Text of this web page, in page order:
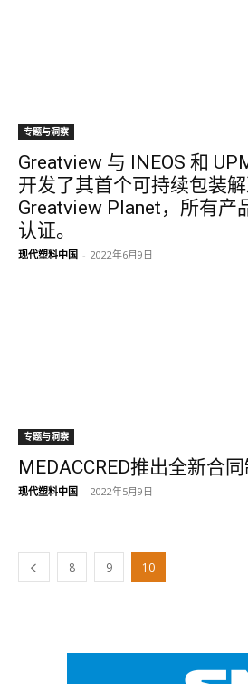
专题与洞察
Greatview 与 INEOS 和
开发了其首个可持续包装
Greatview Planet，所有产
认证。
现代塑料中国 - 2022年6月9日
专题与洞察
MEDACCRED推出全新合
现代塑料中国 - 2022年5月9日
8 9 10